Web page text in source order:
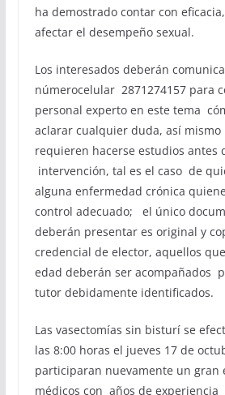
ha demostrado contar con
afectar el desempeño sexual.
Los interesados deberán
númerocelular 2871274157 para
personal experto en este tema
aclarar cualquier duda, así
requieren hacerse estudios antes
intervención, tal es el caso de
alguna enfermedad crónica
control adecuado; el único
deberán presentar es original y
credencial de elector, aquellos
edad deberán ser acompañados
tutor debidamente identificados.
Las vasectomías sin bisturí se
las 8:00 horas el jueves 17 de
participaran nuevamente un gran
médicos con años de